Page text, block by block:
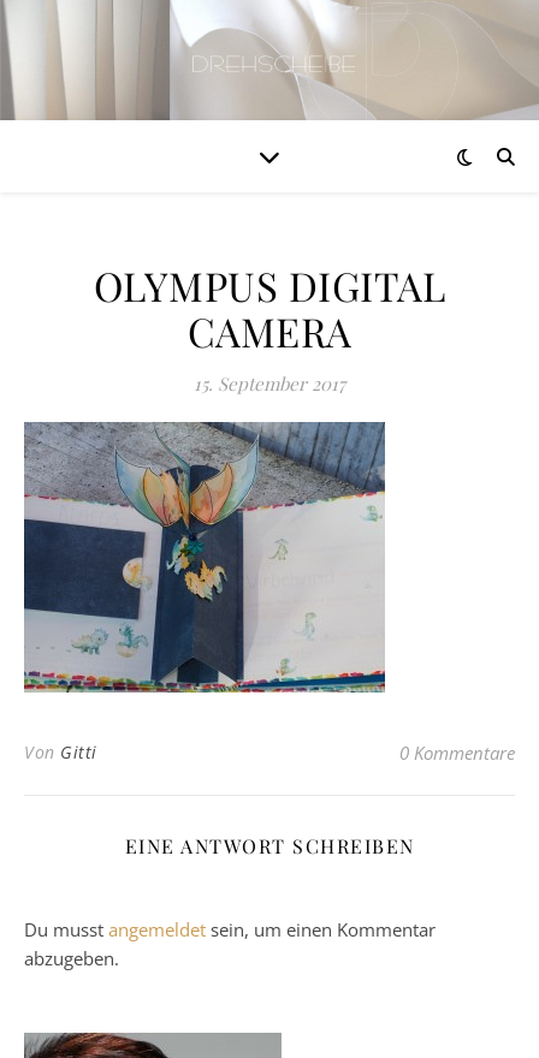
OLYMPUS DIGITAL
CAMERA
15. September 2017
Von Gitti 0 Kommentare
EINE ANTWORT SCHREIBEN
Du musst angemeldet sein, um einen Kommentar
abzugeben.